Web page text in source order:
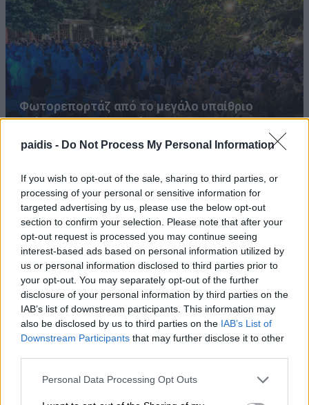
paidis - Do Not Process My Personal Information
If you wish to opt-out of the sale, sharing to third parties, or
processing of your personal or sensitive information for
targeted advertising by us, please use the below opt-out
section to confirm your selection. Please note that after your
opt-out request is processed you may continue seeing
interest-based ads based on personal information utilized by
us or personal information disclosed to third parties prior to
your opt-out. You may separately opt-out of the further
disclosure of your personal information by third parties on the
IAB’s list of downstream participants. This information may
also be disclosed by us to third parties on the IAB’s List of
Downstream Participants that may further disclose it to other
Personal Data Processing Opt Outs
Φωτορεπορτάζ από το μεγάλο υπαίθριο
γλέντι στην Καλλιπεύκη